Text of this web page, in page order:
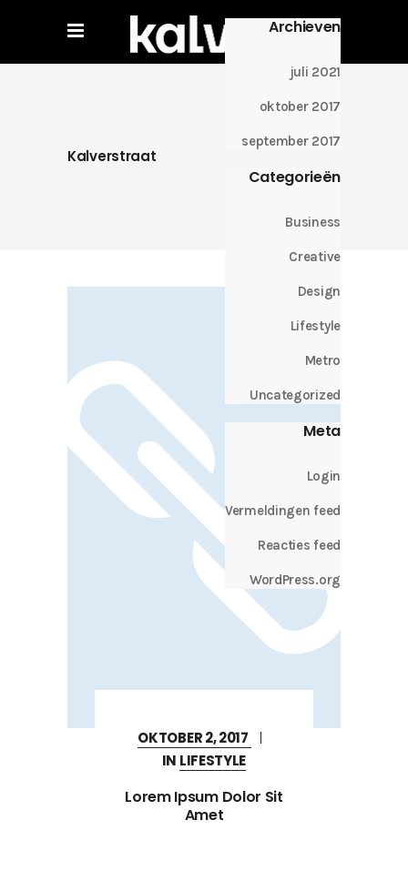
Archieven
juli 2021
oktober 2017
september 2017
Categorieën
Business
Creative
Design
Lifestyle
Metro
Uncategorized
Meta
Login
Vermeldingen feed
Reacties feed
WordPress.org
Kalverstraat
OKTOBER 2, 2017
IN LIFESTYLE
Lorem Ipsum Dolor Sit
Amet